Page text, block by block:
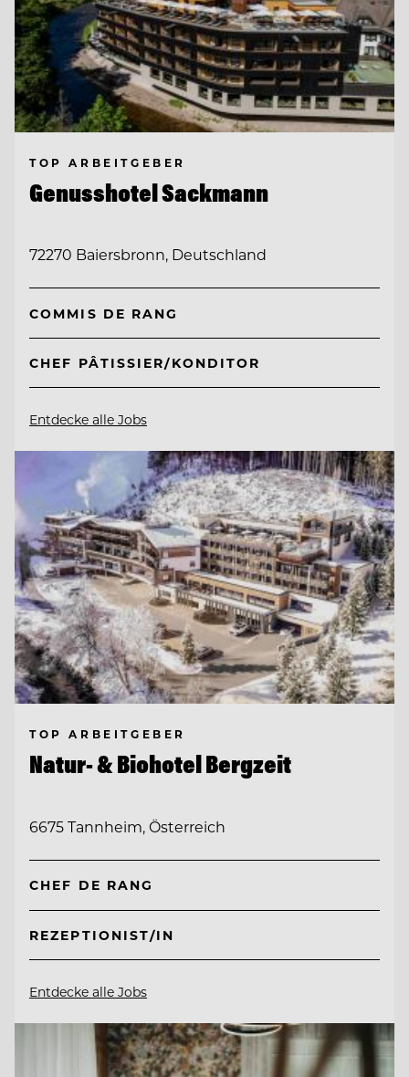
TOP ARBEITGEBER
Genusshotel Sackmann
72270 Baiersbronn, Deutschland
COMMIS DE RANG
CHEF PÂTISSIER/KONDITOR
Entdecke alle Jobs
TOP ARBEITGEBER
Natur- & Biohotel Bergzeit
6675 Tannheim, Österreich
CHEF DE RANG
REZEPTIONIST/IN
Entdecke alle Jobs